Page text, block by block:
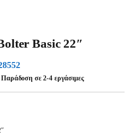
Basic 22″
Παράδοση σε 2-4 εργάσιμες